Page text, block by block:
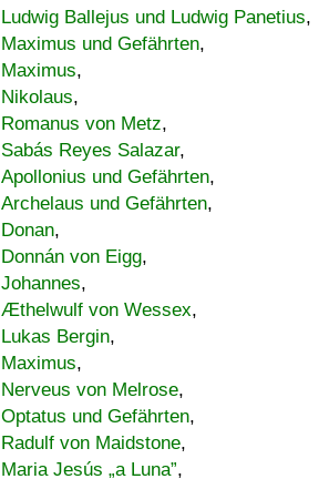
Ludwig Ballejus und Ludwig Panetius,
Maximus und Gefährten,
Maximus,
Nikolaus,
Romanus von Metz,
Sabás Reyes Salazar,
Apollonius und Gefährten,
Archelaus und Gefährten,
Donan,
Donnán von Eigg,
Johannes,
Æthelwulf von Wessex,
Lukas Bergin,
Maximus,
Nerveus von Melrose,
Optatus und Gefährten,
Radulf von Maidstone,
Maria Jesús „a Luna”,